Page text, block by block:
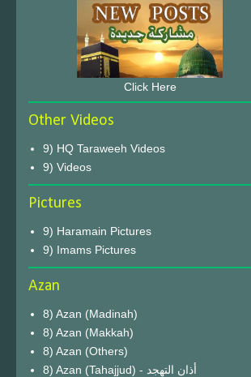
Click Here
Other Videos
9) HQ Taraweeh Videos
9) Videos
Pictures
9) Haramain Pictures
9) Imams Pictures
Azan
8) Azan (Madinah)
8) Azan (Makkah)
8) Azan (Others)
8) Azan (Tahajjud) - أذان التهجد